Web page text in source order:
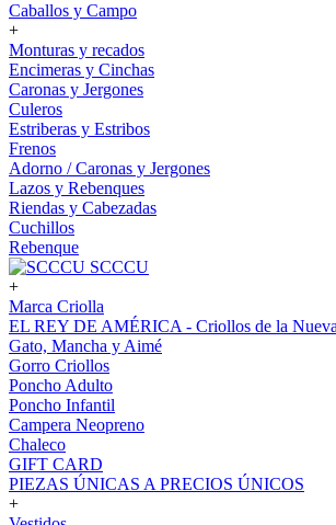
Caballos y Campo
+
Monturas y recados
Encimeras y Cinchas
Caronas y Jergones
Culeros
Estriberas y Estribos
Frenos
Adorno / Caronas y Jergones
Lazos y Rebenques
Riendas y Cabezadas
Cuchillos
Rebenque
SCCCU
+
Marca Criolla
EL REY DE AMÉRICA - Criollos de la
Gato, Mancha y Aimé
Gorro Criollos
Poncho Adulto
Poncho Infantil
Campera Neopreno
Chaleco
GIFT CARD
PIEZAS ÚNICAS A PRECIOS ÚNICOS
+